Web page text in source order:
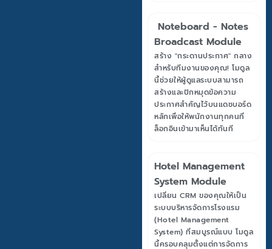
Noteboard - Notes
Broadcast Module
สร้าง "กระดานประกาศ" กลาง
สำหรับทีมงานของคุณ! โมดูล
นี้ช่วยให้ผู้ดูแลระบบสามารถ
สร้างและปักหมุดข้อความ
ประกาศสำคัญไว้บนแดชบอร์ด
หลักเพื่อให้พนักงานทุกคนที่
ล็อกอินเข้ามาเห็นได้ทันที
Hotel Management
System Module
เปลี่ยน CRM ของคุณให้เป็น
ระบบบริหารจัดการโรงแรม
(Hotel Management
System) ที่สมบูรณ์แบบ โมดูล
นี้ครอบคลุมตั้งแต่การจัดการ